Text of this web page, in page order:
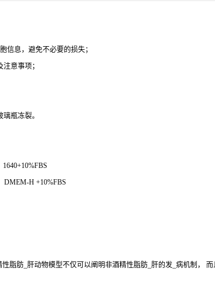
信息，避免不必要的损失；
意事项；
瓶冻裂。
DMEM-H +10%FBS
肪_肝动物模型不仅可以阐明非酒精性脂肪_肝的发_病机制，